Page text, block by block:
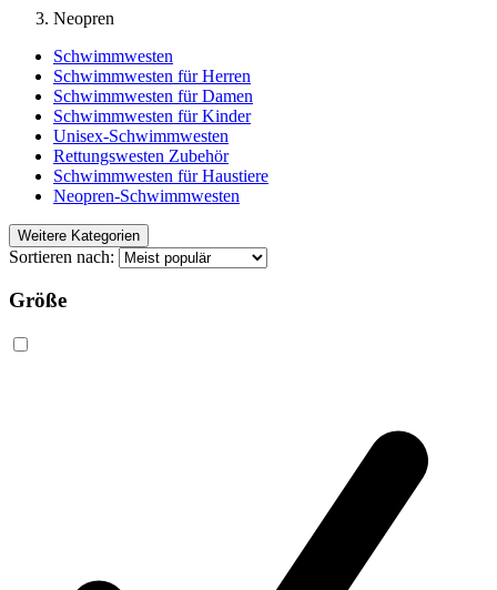
Neopren
Schwimmwesten
Schwimmwesten für Herren
Schwimmwesten für Damen
Schwimmwesten für Kinder
Unisex-Schwimmwesten
Rettungswesten Zubehör
Schwimmwesten für Haustiere
Neopren-Schwimmwesten
Weitere Kategorien
Sortieren nach:
Größe